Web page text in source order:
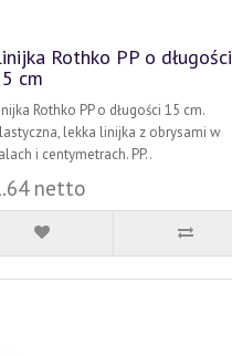
Rothko PP o długości
cm
Rothko PP o długości 15 cm.
lekka linijka z obrysami w
i centymetrach. PP..
netto